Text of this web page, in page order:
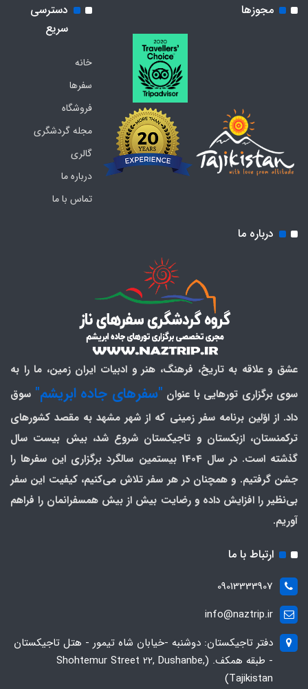
مجوزها
دسترسی
سریع
خانه
سفرها
فروشگاه
مجله گردشگری
گالری
درباره ما
تماس با ما
درباره ما
عشق و علاقه به تاریخ، فرهنگ، هنر و ادبیات ایران زمین، ما را به
سوی برگزاری تورهایی با عنوان "سفرهای جاده ابریشم" سوق
داد. از اوّلین برنامه سفر زمینی که از شهر مشهد به مقصد کشورهای
ترکمنستان، ازبکستان و تاجیکستان شروع شد، بیش بیست سال
گذشته است. در سال 1404 بیستمین سالگرد برگزاری این سفرها را
جشن گرفتیم. و همچنان در هر سفر تلاش می‌کنیم، کیفیت این سفر
بی‌نظیر را افزایش داده و رضایت بیش از بیش همسفرانمان را فراهم
آوریم.
ارتباط با ما
09013333907
info@naztrip.ir
دفتر تاجیکستان: دوشنبه -خیابان شاه تیمور - هتل تاجیکستان
- طبقه همکف. (Shohtemur Street 22, Dushanbe,
Tajikistan)